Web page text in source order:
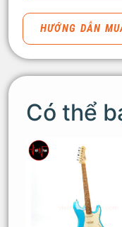
HƯỚNG DẪN
Có thể